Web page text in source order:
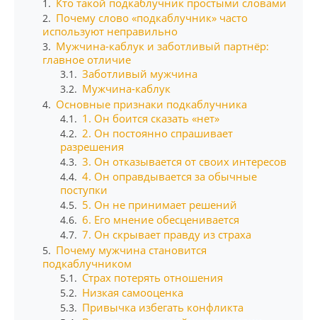
1.
2. Почему слово «подкаблучник» часто
используют неправильно
3. Мужчина-каблук и заботливый партнёр:
главное отличие
3.1. Заботливый мужчина
3.2. Мужчина-каблук
4. Основные признаки подкаблучника
4.1. 1. Он боится сказать «нет»
4.2. 2. Он постоянно спрашивает
разрешения
4.3. 3. Он отказывается от своих интересов
4.4. 4. Он оправдывается за обычные
поступки
4.5. 5. Он не принимает решений
4.6. 6. Его мнение обесценивается
4.7. 7. Он скрывает правду из страха
5. Почему мужчина становится
подкаблучником
5.1. Страх потерять отношения
5.2. Низкая самооценка
5.3. Привычка избегать конфликта